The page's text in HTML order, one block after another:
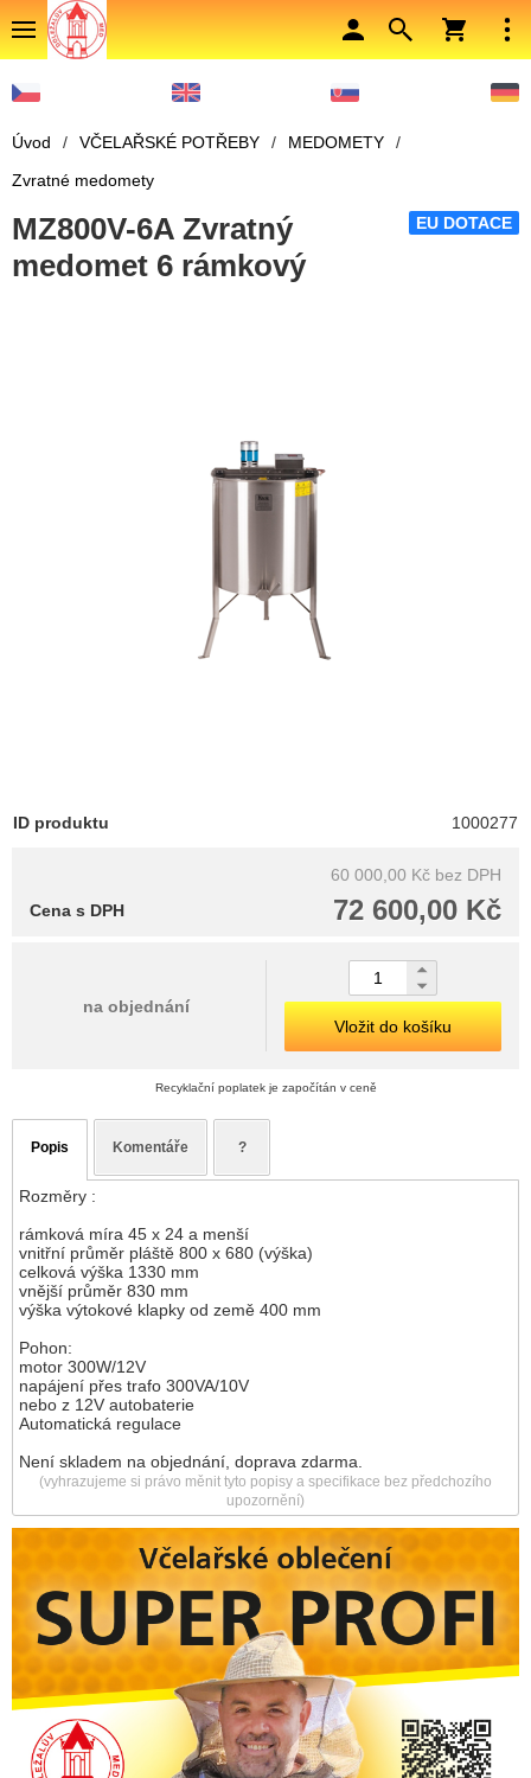
Úvod / VČELAŘSKÉ POTŘEBY / MEDOMETY
/
Zvratné medomety
EU DOTACE
MZ800V-6A Zvratný
medomet 6 rámkový
ID produktu 1000277
60 000,00 Kč bez DPH
72 600,00 Kč
Cena s DPH
na objednání
Vložit do košíku
Recyklační poplatek je započítán v ceně
Popis Komentáře ?
Rozměry :
rámková míra 45 x 24 a menší
vnitřní průměr pláště 800 x 680 (výška)
celková výška 1330 mm
vnější průměr 830 mm
výška výtokové klapky od země 400 mm
Pohon:
motor 300W/12V
napájení přes trafo 300VA/10V
nebo z 12V autobaterie
Automatická regulace
Není skladem na objednání, doprava zdarma.
(vyhrazujeme si právo měnit tyto popisy a specifikace bez předchozího
upozornění)